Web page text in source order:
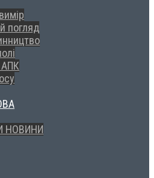
погляд
АПК
НОВИНИ